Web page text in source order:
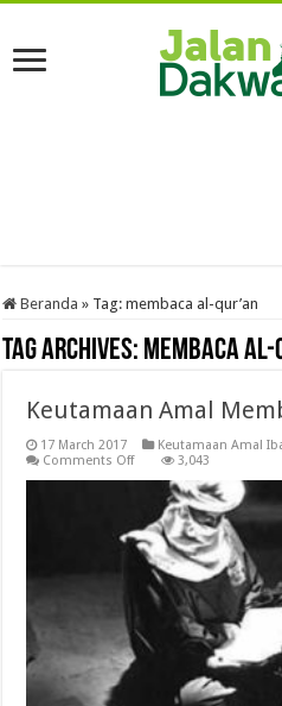
Beranda » Tag:membaca al-qur’an
Tag Archives: membaca al-
Keutamaan Amal
17 March 2017 Keutamaan Amal
Comments Offon
Membaca
Al-
Qur’an
3,043